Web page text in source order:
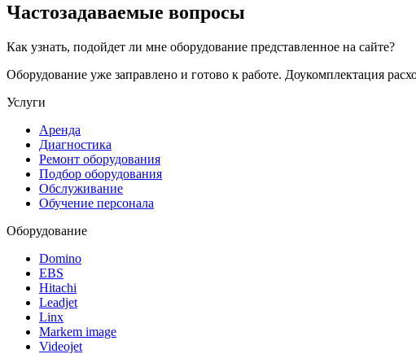
Частозадаваемые вопросы
Как узнать, подойдет ли мне оборудование представленное на сайте?
Оборудование уже заправлено и готово к работе. Доукомплектация
Услуги
Аренда
Диагностика
Ремонт оборудования
Подбор оборудования
Обслуживание
Обучение персонала
Оборудование
Domino
EBS
Hitachi
Leadjet
Linx
Markem image
Videojet